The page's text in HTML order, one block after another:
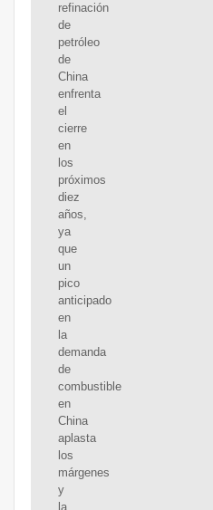
refinación
de
petróleo
de
China
enfrenta
el
cierre
en
los
próximos
diez
años,
ya
que
un
pico
anticipado
en
la
demanda
de
combustible
en
China
aplasta
los
márgenes
y
la